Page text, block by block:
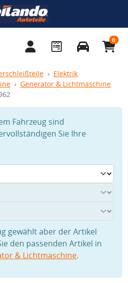
0
Elektrik
Generator & Lichtmaschine
Fahrzeug sind
Sie Ihre
gewählt aber der Artikel
den passenden Artikel in
& Lichtmaschine.